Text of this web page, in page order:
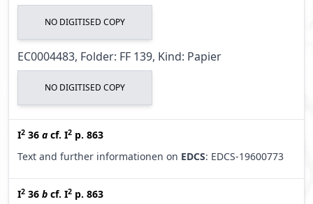
NO DIGITISED COPY
EC0004483, Folder: FF 139, Kind: Papier
NO DIGITISED COPY
I2 36 a cf. I2 p. 863
Text and further informationen on EDCS: EDCS-19600773
I2 36 b cf. I2 p. 863